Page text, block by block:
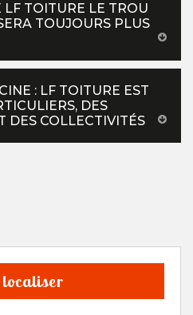
LF TOITURE LE TROU
TOUJOURS PLUS
: LF TOITURE EST
DES
DES COLLECTIVITÉS
localiser